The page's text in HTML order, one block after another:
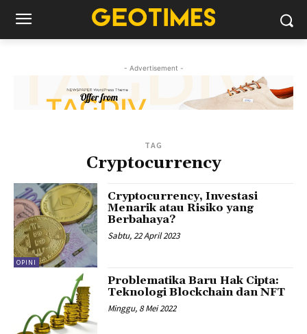
- Advertisement -
TAG
Cryptocurrency
OPINI
Cryptocurrency, Investasi
Menarik atau Risiko yang
Berbahaya?
Sabtu, 22 April 2023
Problematika Baru Hak Cipta:
Teknologi Blockchain dan NFT
Minggu, 8 Mei 2022